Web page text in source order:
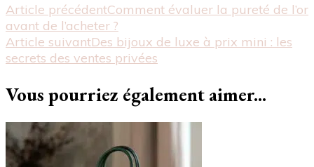
"Comment
réussir
le
choix
sneakers
blanche
pour
homme
?"
Navigation
d'article
Article précédentComment évaluer la pureté de l’or
avant de l’acheter ?
Article suivantDes bijoux de luxe à prix mini : les
secrets des ventes privées
Vous pourriez également aimer...